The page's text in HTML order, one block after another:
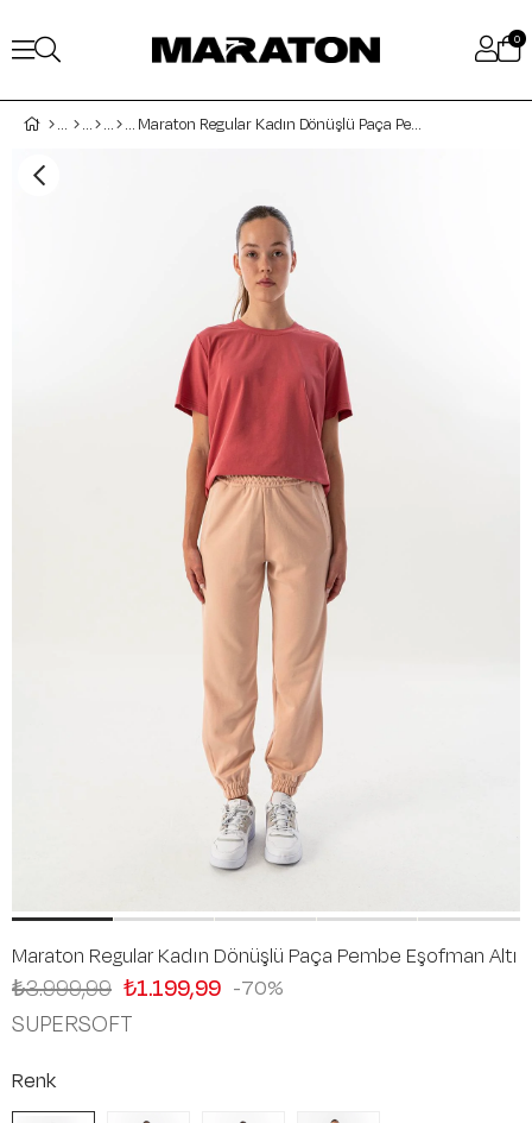
0
Maraton Regular Kadın Dönüşlü Paça Pembe Eşofman Altı
Maraton Regular Kadın Dönüşlü Paça Pembe Eşofman Altı
70
₺3.999,99 ₺1.199,99
SUPERSOFT
Renk